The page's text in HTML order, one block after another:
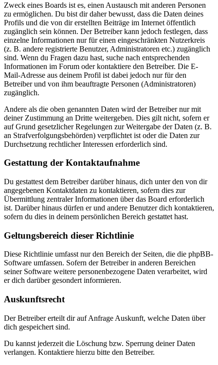
Zweck eines Boards ist es, einen Austausch mit anderen Personen
zu ermöglichen. Du bist dir daher bewusst, dass die Daten deines
Profils und die von dir erstellten Beiträge im Internet öffentlich
zugänglich sein können. Der Betreiber kann jedoch festlegen, dass
einzelne Informationen nur für einen eingeschränkten Nutzerkreis
(z. B. andere registrierte Benutzer, Administratoren etc.) zugänglich
sind. Wenn du Fragen dazu hast, suche nach entsprechenden
Informationen im Forum oder kontaktiere den Betreiber. Die E-
Mail-Adresse aus deinem Profil ist dabei jedoch nur für den
Betreiber und von ihm beauftragte Personen (Administratoren)
zugänglich.
Andere als die oben genannten Daten wird der Betreiber nur mit
deiner Zustimmung an Dritte weitergeben. Dies gilt nicht, sofern er
auf Grund gesetzlicher Regelungen zur Weitergabe der Daten (z. B.
an Strafverfolgungsbehörden) verpflichtet ist oder die Daten zur
Durchsetzung rechtlicher Interessen erforderlich sind.
Gestattung der Kontaktaufnahme
Du gestattest dem Betreiber darüber hinaus, dich unter den von dir
angegebenen Kontaktdaten zu kontaktieren, sofern dies zur
Übermittlung zentraler Informationen über das Board erforderlich
ist. Darüber hinaus dürfen er und andere Benutzer dich kontaktieren,
sofern du dies in deinem persönlichen Bereich gestattet hast.
Geltungsbereich dieser Richtlinie
Diese Richtlinie umfasst nur den Bereich der Seiten, die die phpBB-
Software umfassen. Sofern der Betreiber in anderen Bereichen
seiner Software weitere personenbezogene Daten verarbeitet, wird
er dich darüber gesondert informieren.
Auskunftsrecht
Der Betreiber erteilt dir auf Anfrage Auskunft, welche Daten über
dich gespeichert sind.
Du kannst jederzeit die Löschung bzw. Sperrung deiner Daten
verlangen. Kontaktiere hierzu bitte den Betreiber.